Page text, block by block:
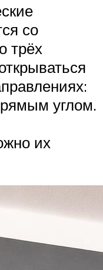
со
трёх
углом.
их